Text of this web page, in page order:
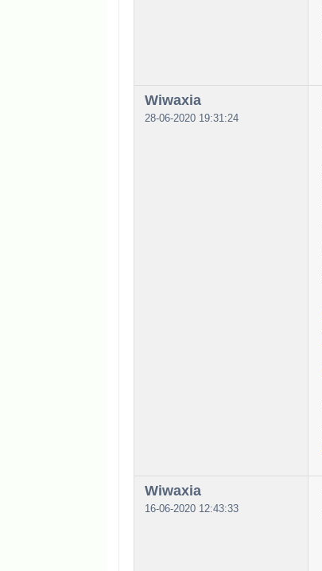
Wiwaxia
28-06-2020 19:31:24
Wiwaxia
16-06-2020 12:43:33